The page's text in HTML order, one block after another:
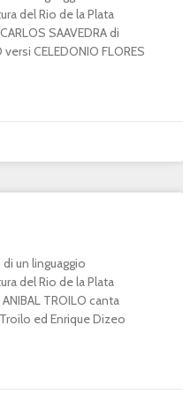
del Rio de la Plata
SAAVEDRA di
versi CELEDONIO FLORES
un linguaggio
del Rio de la Plata
TROILO canta
ed Enrique Dizeo